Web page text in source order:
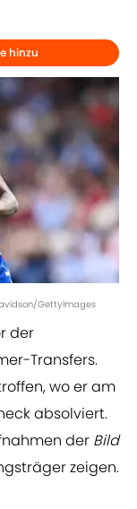
hinzu
GettyImages
der
Transfers.
wo er am
absolviert.
der Bild
zeigen.